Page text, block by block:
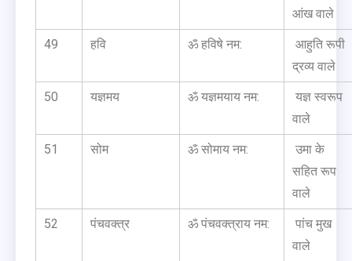
आंख वाले
49 हवि ॐ हविषे नम:
आहुति रूपी
द्रव्य वाले
50 यज्ञमय ॐ यज्ञमयाय नम:
यज्ञ स्वरूप
वाले
51 सोम ॐ सोमाय नम:
उमा के
सहित रूप
वाले
52 पंचवक्त्र ॐ पंचवक्त्राय नम:
पांच मुख
वाले